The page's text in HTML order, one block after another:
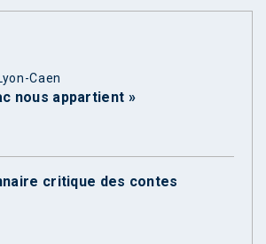
Caen
nous appartient »
critique des contes